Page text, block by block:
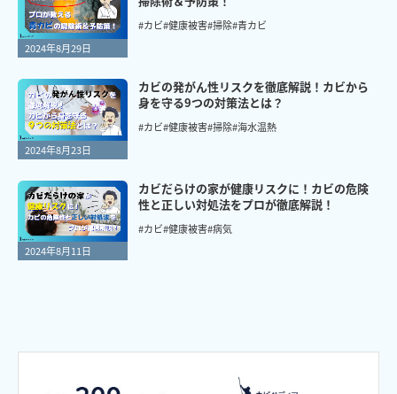
2024年8月29日
#カビ#健康被害#掃除#青カビ
2024年8月23日
カビの発がん性リスクを徹底解説！カビから
身を守る9つの対策法とは？
#カビ#健康被害#掃除#海水温熱
2024年8月11日
カビだらけの家が健康リスクに！カビの危険
性と正しい対処法をプロが徹底解説！
#カビ#健康被害#病気